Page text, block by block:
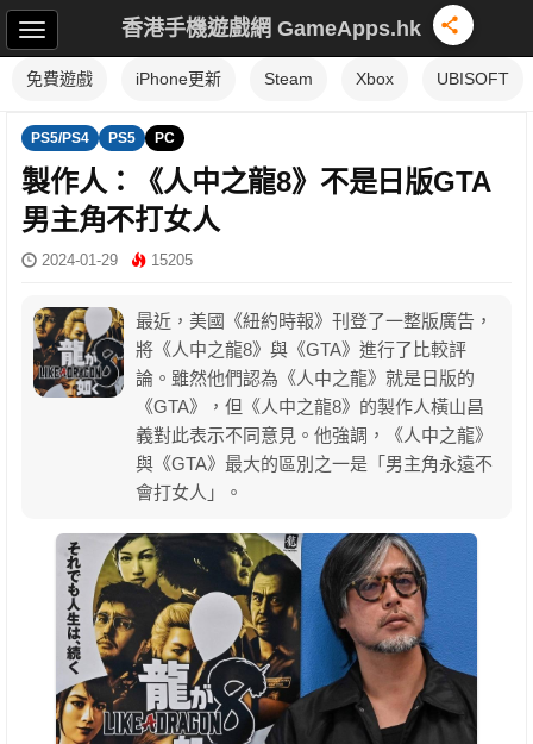
香港手機遊戲網 GameApps.hk
免費遊戲 iPhone更新 Steam Xbox UBISOFT
PS5/PS4 PS5 PC
製作人：《人中之龍8》不是日版GTA
男主角不打女人
2024-01-29 15205
最近，美國《紐約時報》刊登了一整版廣告，
將《人中之龍8》與《GTA》進行了比較評
論。雖然他們認為《人中之龍》就是日版的
《GTA》，但《人中之龍8》的製作人橫山昌
義對此表示不同意見。他強調，《人中之龍》
與《GTA》最大的區別之一是「男主角永遠不
會打女人」。